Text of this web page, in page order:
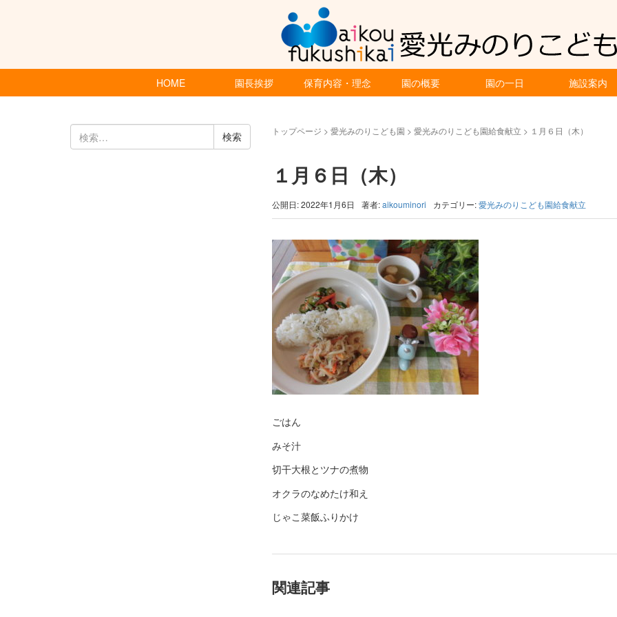
HOME 園長挨拶 保育内容・理念 園の概要 園の一日 施設案内
トップページ > 愛光みのりこども園 > 愛光みのりこども園給食献立 > １月６日（木）
１月６日（木）
公開日: 2022年1月6日 著者:aikouminori カテゴリー:愛光みのりこども園給食献立
ごはん
みそ汁
切干大根とツナの煮物
オクラのなめたけ和え
じゃこ菜飯ふりかけ
関連記事
検
索: